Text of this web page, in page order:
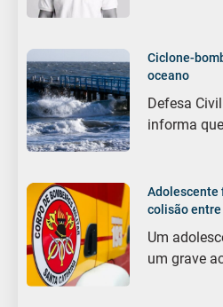
Ciclone-
oceano
Defesa
informa
Adolescente
colisão
Um
um grave